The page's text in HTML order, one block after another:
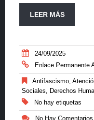
LEER MÁS
24/09/2025
Enlace Permanente
Antifascismo
Sociales
Derechos
No hay etiquetas
No Hay Comentarios